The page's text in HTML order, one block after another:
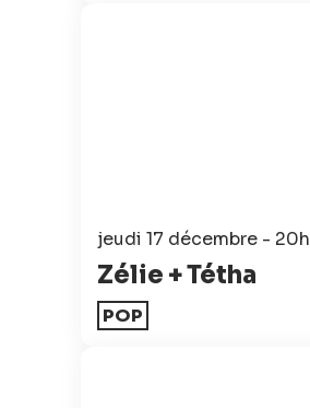
jeudi 17 décembre - 20h
Zélie + Tétha
POP